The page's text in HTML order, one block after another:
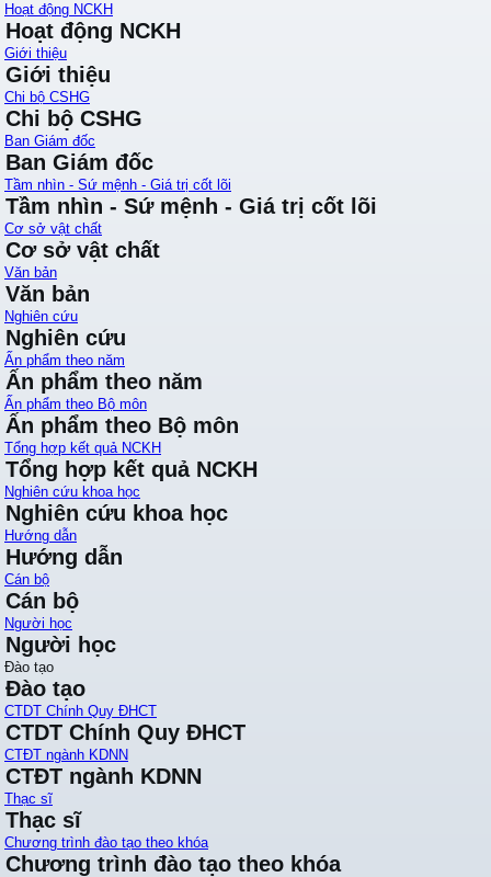
Hoạt động NCKH
Hoạt động NCKH
Giới thiệu
Giới thiệu
Chi bộ CSHG
Chi bộ CSHG
Ban Giám đốc
Ban Giám đốc
Tầm nhìn - Sứ mệnh - Giá trị cốt lõi
Tầm nhìn - Sứ mệnh - Giá trị cốt lõi
Cơ sở vật chất
Cơ sở vật chất
Văn bản
Văn bản
Nghiên cứu
Nghiên cứu
Ấn phẩm theo năm
Ấn phẩm theo năm
Ấn phẩm theo Bộ môn
Ấn phẩm theo Bộ môn
Tổng hợp kết quả NCKH
Tổng hợp kết quả NCKH
Nghiên cứu khoa học
Nghiên cứu khoa học
Hướng dẫn
Hướng dẫn
Cán bộ
Cán bộ
Người học
Người học
Đào tạo
Đào tạo
CTDT Chính Quy ĐHCT
CTDT Chính Quy ĐHCT
CTĐT ngành KDNN
CTĐT ngành KDNN
Thạc sĩ
Thạc sĩ
Chương trình đào tạo theo khóa
Chương trình đào tạo theo khóa